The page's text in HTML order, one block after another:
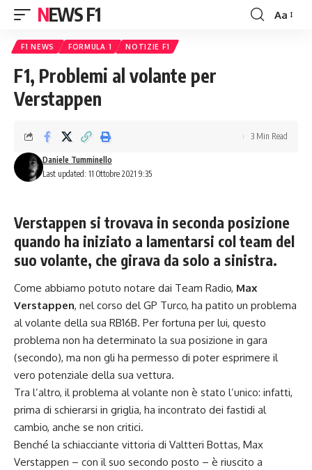
NEWS F1
Font
Aa
F1 NEWS FORMULA 1 NOTIZIE F1
F1, Problemi al volante per
Verstappen
Last updated: 11 Ottobre 2021 9:35
Daniele Tumminello
3 Min Read
Verstappen si trovava in seconda posizione
quando ha iniziato a lamentarsi col team del
suo volante, che girava da solo a sinistra.
Come abbiamo potuto notare dai Team Radio, Max
Verstappen, nel corso del GP Turco, ha patito un problema
al volante della sua RB16B. Per fortuna per lui, questo
problema non ha determinato la sua posizione in gara
(secondo), ma non gli ha permesso di poter esprimere il
vero potenziale della sua vettura.
Tra l’altro, il problema al volante non è stato l’unico: infatti,
prima di schierarsi in griglia, ha incontrato dei fastidi al
cambio, anche se non critici.
Benché la schiacciante vittoria di Valtteri Bottas, Max
Verstappen – con il suo secondo posto – è riuscito a